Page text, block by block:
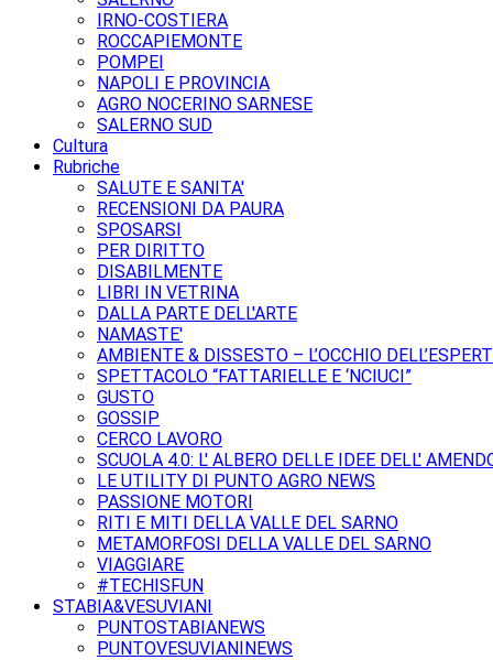
IRNO-COSTIERA
ROCCAPIEMONTE
POMPEI
NAPOLI E PROVINCIA
AGRO NOCERINO SARNESE
SALERNO SUD
Cultura
Rubriche
SALUTE E SANITA'
RECENSIONI DA PAURA
SPOSARSI
PER DIRITTO
DISABILMENTE
LIBRI IN VETRINA
DALLA PARTE DELL'ARTE
NAMASTE'
AMBIENTE & DISSESTO – L’OCCHIO
SPETTACOLO “FATTARIELLE E ‘NCIUCI”
GUSTO
GOSSIP
CERCO LAVORO
SCUOLA 4.0: L' ALBERO DELLE IDEE DELL'
LE UTILITY DI PUNTO AGRO NEWS
PASSIONE MOTORI
RITI E MITI DELLA VALLE DEL SARNO
METAMORFOSI DELLA VALLE DEL SARNO
VIAGGIARE
#TECHISFUN
STABIA&VESUVIANI
PUNTOSTABIANEWS
PUNTOVESUVIANINEWS